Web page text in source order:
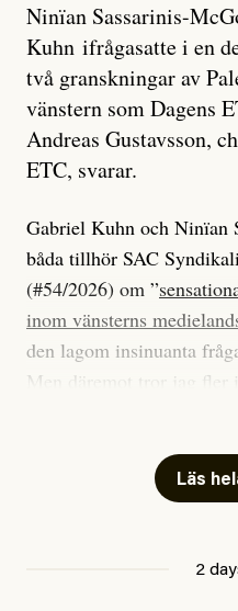
Ninïan Sassarinis-
Kuhn ifrågasatte i en
två granskningar av
vänstern som Dagens
Andreas Gustavsson,
ETC, svarar.
Gabriel Kuhn och Ninïan
båda tillhör SAC
(#54/2026) om ”
inom vänsterns
den lagom insinuanta
Men däremot tror jag fler
journalistik som vänder
jaga inbördes beundran.
Läs
2